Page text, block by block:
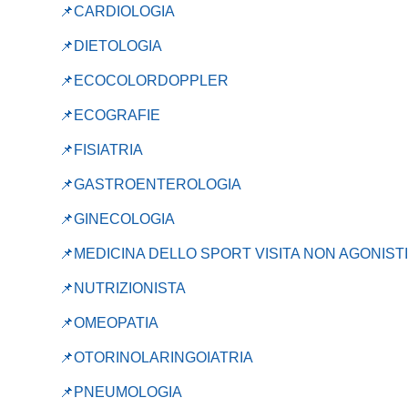
📌CARDIOLOGIA
📌DIETOLOGIA
📌ECOCOLORDOPPLER
📌ECOGRAFIE
📌FISIATRIA
📌GASTROENTEROLOGIA
📌GINECOLOGIA
📌MEDICINA DELLO SPORT VISITA NON
📌NUTRIZIONISTA
📌OMEOPATIA
📌OTORINOLARINGOIATRIA
📌PNEUMOLOGIA